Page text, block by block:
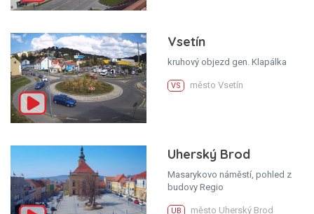
Vsetín
kruhový objezd gen. Klapálka
VS město Vsetín
Uherský Brod
Masarykovo náměstí, pohled z
budovy Regio
UB město Uherský Brod